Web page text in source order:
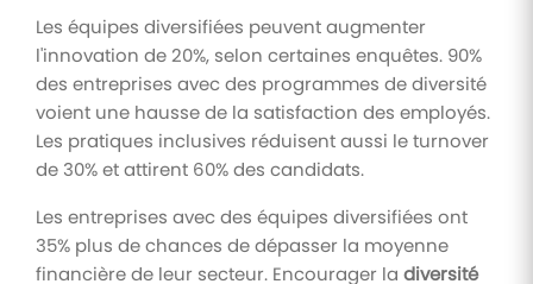
Les équipes diversifiées peuvent augmenter
l'innovation de 20%, selon certaines enquêtes. 90%
des entreprises avec des programmes de diversité
voient une hausse de la satisfaction des employés.
Les pratiques inclusives réduisent aussi le turnover
de 30% et attirent 60% des candidats.
Les entreprises avec des équipes diversifiées ont
35% plus de chances de dépasser la moyenne
financière de leur secteur. Encourager la diversité